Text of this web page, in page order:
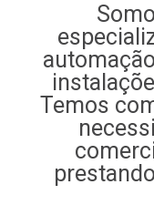
Temos